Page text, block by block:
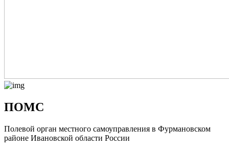
ПОМС
Полевой орган местного самоуправления в Фурмановском
районе Ивановской области России